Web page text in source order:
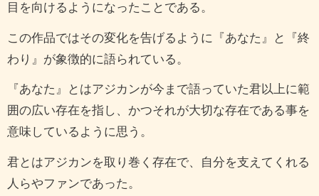
目を向けるようになったことである。
この作品ではその変化を告げるように『あなた』と『終
わり』が象徴的に語られている。
『あなた』とはアジカンが今まで語っていた君以上に範
囲の広い存在を指し、かつそれが大切な存在である事を
意味しているように思う。
君とはアジカンを取り巻く存在で、自分を支えてくれる
人らやファンであった。